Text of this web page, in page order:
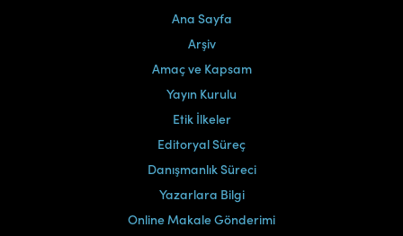
Ana Sayfa
Arşiv
Amaç ve Kapsam
Yayın Kurulu
Etik İlkeler
Editoryal Süreç
Danışmanlık Süreci
Yazarlara Bilgi
Online Makale Gönderimi